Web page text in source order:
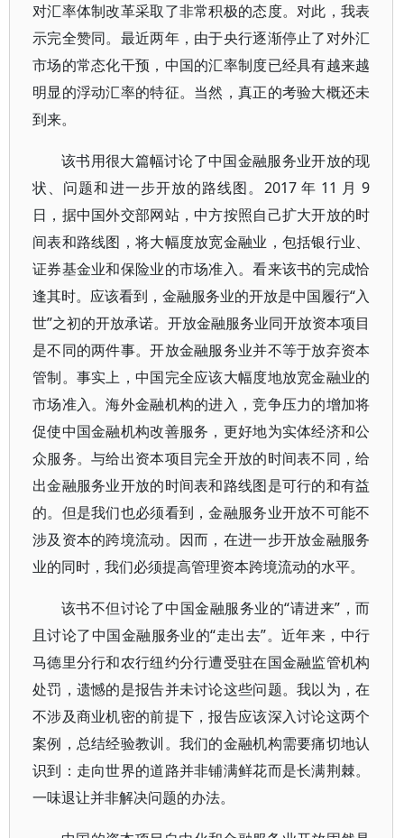
对汇率体制改革采取了非常积极的态度。对此，我表
示完全赞同。最近两年，由于央行逐渐停止了对外汇
市场的常态化干预，中国的汇率制度已经具有越来越
明显的浮动汇率的特征。当然，真正的考验大概还未
到来。
该书用很大篇幅讨论了中国金融服务业开放的现
状、问题和进一步开放的路线图。2017 年 11 月 9
日，据中国外交部网站，中方按照自己扩大开放的时
间表和路线图，将大幅度放宽金融业，包括银行业、
证券基金业和保险业的市场准入。看来该书的完成恰
逢其时。应该看到，金融服务业的开放是中国履行“入
世”之初的开放承诺。开放金融服务业同开放资本项目
是不同的两件事。开放金融服务业并不等于放弃资本
管制。事实上，中国完全应该大幅度地放宽金融业的
市场准入。海外金融机构的进入，竞争压力的增加将
促使中国金融机构改善服务，更好地为实体经济和公
众服务。与给出资本项目完全开放的时间表不同，给
出金融服务业开放的时间表和路线图是可行的和有益
的。但是我们也必须看到，金融服务业开放不可能不
涉及资本的跨境流动。因而，在进一步开放金融服务
业的同时，我们必须提高管理资本跨境流动的水平。
该书不但讨论了中国金融服务业的“请进来”，而
且讨论了中国金融服务业的“走出去”。近年来，中行
马德里分行和农行纽约分行遭受驻在国金融监管机构
处罚，遗憾的是报告并未讨论这些问题。我以为，在
不涉及商业机密的前提下，报告应该深入讨论这两个
案例，总结经验教训。我们的金融机构需要痛切地认
识到：走向世界的道路并非铺满鲜花而是长满荆棘。
一味退让并非解决问题的办法。